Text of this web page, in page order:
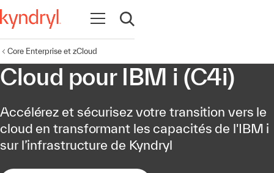
Ouvrir la navigation
Ouvrir la recherche
Core Enterprise et zCloud
Cloud pour IBM i (C4i)
Accélérez et sécurisez votre transition vers le
cloud en transformant les capacités de l'IBM i
sur l’infrastructure de Kyndryl